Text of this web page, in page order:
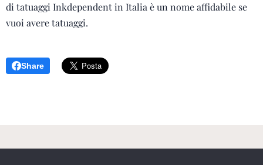
di tatuaggi Inkdependent in Italia è un nome affidabile se
vuoi avere tatuaggi.
Share